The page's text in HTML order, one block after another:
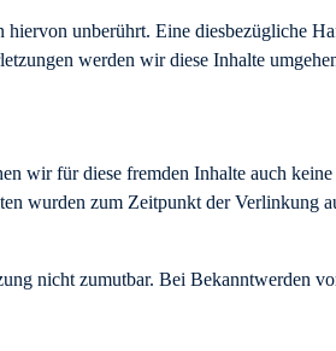
unberührt. Eine diesbezügliche
werden wir diese Inhalte
wir für diese fremden Inhalte auch
wurden zum Zeitpunkt der Verlinkung
nicht zumutbar. Bei Bekanntwerden